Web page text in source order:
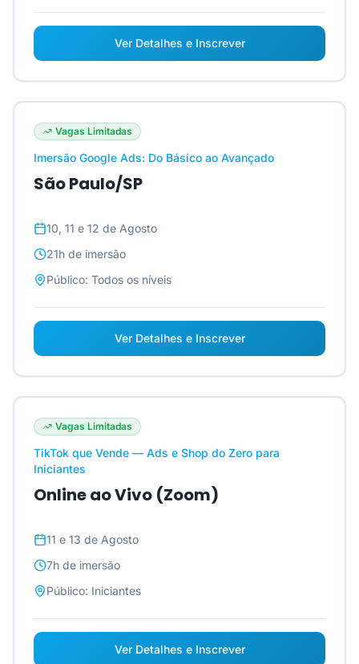
Ver Detalhes e Inscrever
Vagas Limitadas
Imersão Google Ads: Do Básico ao Avançado
São Paulo/SP
10, 11 e 12 de Agosto
21h de imersão
Público: Todos os níveis
Ver Detalhes e Inscrever
Vagas Limitadas
TikTok que Vende — Ads e Shop do Zero para
Iniciantes
Online ao Vivo (Zoom)
11 e 13 de Agosto
7h de imersão
Público: Iniciantes
Ver Detalhes e Inscrever